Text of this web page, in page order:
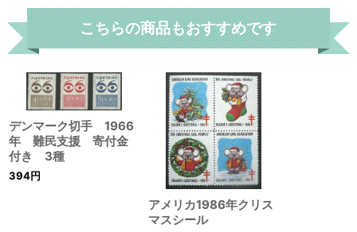
こちらの商品もおすすめです
デンマーク切手 1966
年 難民支援 寄付金
付き 3種
394円
アメリカ1986年クリス
マスシール